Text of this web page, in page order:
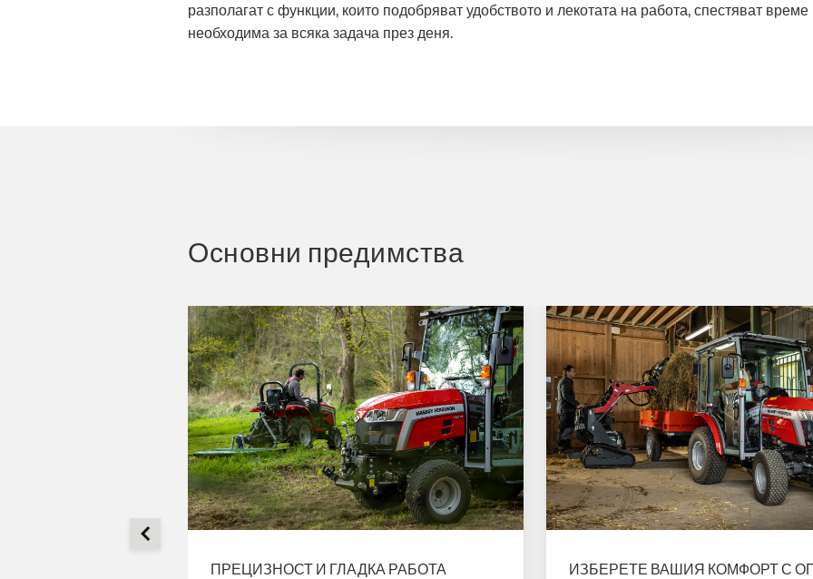
разполагат с функции, които подобряват удобството и лекотата на работа, спестяват време
необходима за всяка задача през деня.
Основни предимства
ПРЕЦИЗНОСТ И ГЛАДКА РАБОТА
ИЗБЕРЕТЕ ВАШИЯ КОМФОРТ С